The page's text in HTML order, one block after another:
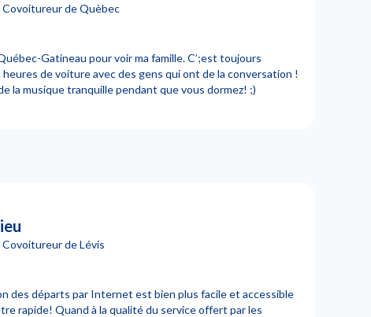
Covoitureur de Quèbec
Gatineau pour voir ma famille. C’;est toujours
de voiture avec des gens qui ont de la conversation !
la musique tranquille pendant que vous dormez! ;)
Covoitureur de Lévis
des départs par Internet est bien plus facile et accessible
rapide! Quand à la qualité du service offert par les